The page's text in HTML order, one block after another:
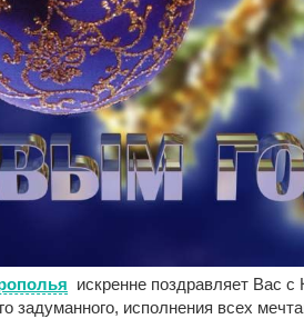
искренне поздравляет Вас
исполнения всех